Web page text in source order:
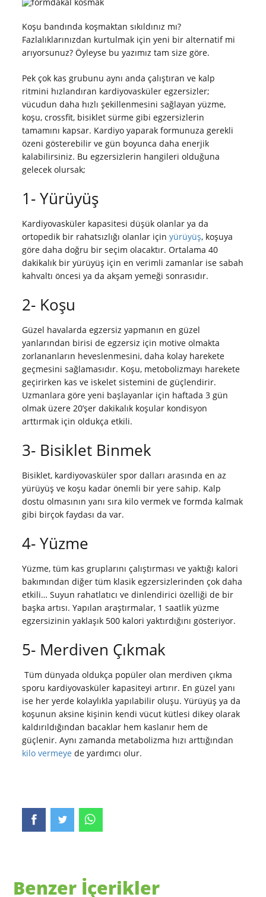
Koşu bandında koşmaktan sıkıldınız mı?
Fazlalıklarınızdan kurtulmak için yeni bir alternatif mi
arıyorsunuz? Öyleyse bu yazımız tam size göre.
Pek çok kas grubunu aynı anda çalıştıran ve kalp
ritmini hızlandıran kardiyovasküler egzersizler;
vücudun daha hızlı şekillenmesini sağlayan yüzme,
koşu, crossfit, bisiklet sürme gibi egzersizlerin
tamamını kapsar. Kardiyo yaparak formunuza gerekli
özeni gösterebilir ve gün boyunca daha enerjik
kalabilirsiniz. Bu egzersizlerin hangileri olduğuna
gelecek olursak;
1- Yürüyüş
Kardiyovasküler kapasitesi düşük olanlar ya da
ortopedik bir rahatsızlığı olanlar içinyürüyüş, koşuya
göre daha doğru bir seçim olacaktır. Ortalama 40
dakikalık bir yürüyüş için en verimli zamanlar ise sabah
kahvaltı öncesi ya da akşam yemeği sonrasıdır.
2- Koşu
Güzel havalarda egzersiz yapmanın en güzel
yanlarından birisi de egzersiz için motive olmakta
zorlananların heveslenmesini, daha kolay harekete
geçmesini sağlamasıdır. Koşu, metobolizmayı harekete
geçirirken kas ve iskelet sistemini de güçlendirir.
Uzmanlara göre yeni başlayanlar için haftada 3 gün
olmak üzere 20’şer dakikalık koşular kondisyon
arttırmak için oldukça etkili.
3- Bisiklet Binmek
Bisiklet, kardiyovasküler spor dalları arasında en az
yürüyüş ve koşu kadar önemli bir yere sahip. Kalp
dostu olmasının yanı sıra kilo vermek ve formda kalmak
gibi birçok faydası da var.
4- Yüzme
Yüzme, tüm kas gruplarını çalıştırması ve yaktığı kalori
bakımından diğer tüm klasik egzersizlerinden çok daha
etkili… Suyun rahatlatıcı ve dinlendirici özelliği de bir
başka artısı. Yapılan araştırmalar, 1 saatlik yüzme
egzersizinin yaklaşık 500 kalori yaktırdığını gösteriyor.
5- Merdiven Çıkmak
Tüm dünyada oldukça popüler olan merdiven çıkma
sporu kardiyovasküler kapasiteyi artırır. En güzel yanı
ise her yerde kolaylıkla yapılabilir oluşu. Yürüyüş ya da
koşunun aksine kişinin kendi vücut kütlesi dikey olarak
kaldırıldığından bacaklar hem kaslanır hem de
güçlenir. Aynı zamanda metabolizma hızı arttığından
kilo vermeye de yardımcı olur.
Benzer İçerikler